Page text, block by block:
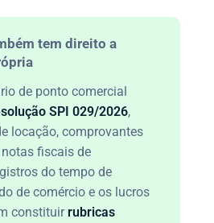
tem direito a
de ponto comercial
SPI 029/2026,
locação, comprovantes
fiscais de
do tempo de
de comércio e os lucros
constituir rubricas